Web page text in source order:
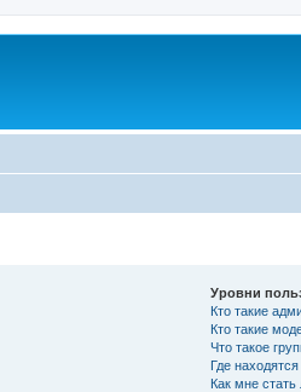
Уровни
Кто такие
Кто такие
Что такое
Где
Как мне